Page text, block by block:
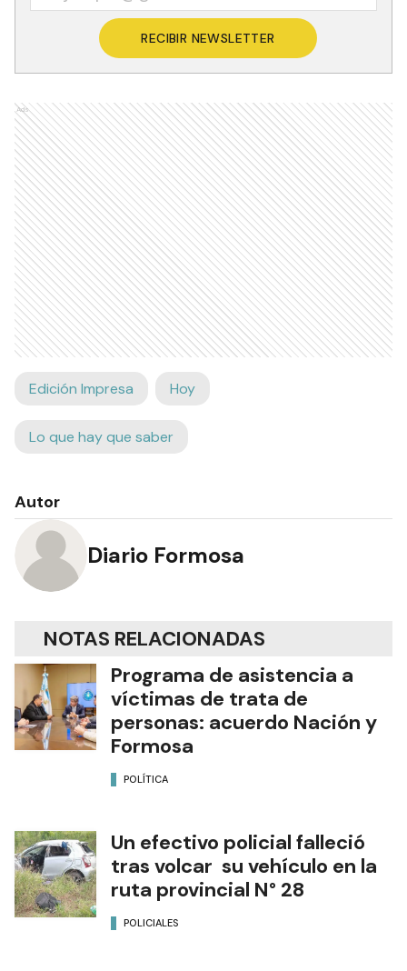
RECIBIR NEWSLETTER
Ads
Edición Impresa Hoy
Lo que hay que saber
Autor
Diario Formosa
NOTAS RELACIONADAS
Programa de asistencia a
víctimas de trata de
personas: acuerdo Nación y
Formosa
POLÍTICA
Un efectivo policial falleció
tras volcar su vehículo en la
ruta provincial N° 28
POLICIALES